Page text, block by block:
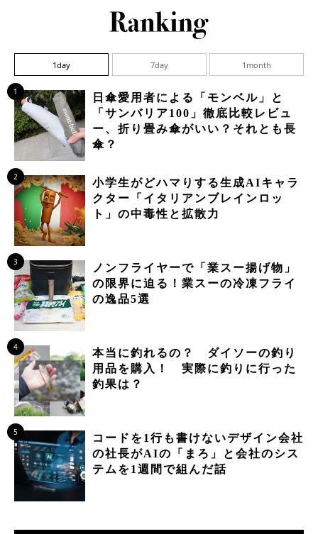
1day 7day 1month
1
日傘愛用者による「モンベル」と
「サンバリア100」徹底比較レビュ
ー、折り畳み傘がいい？それとも長
傘？
2
小学生がどハマりする生成AIキャラ
クター「イタリアンブレインロッ
ト」の中毒性と拡散力
3
ノンフライヤーで「業スー揚げ物」
の限界に迫る！業スーの冷凍フライ
の逸品5選
4
本当に釣れるの？ ダイソーの釣り
用品を購入！ 実際に釣りに行った
釣果は？
5
コードを1行も書けないデザイン会社
の社長がAIの「まろ」と会社のシス
テムを1週間で組んだ話